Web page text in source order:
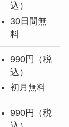
込）
30日間無
料
990円（税
込）
初月無料
990円（税